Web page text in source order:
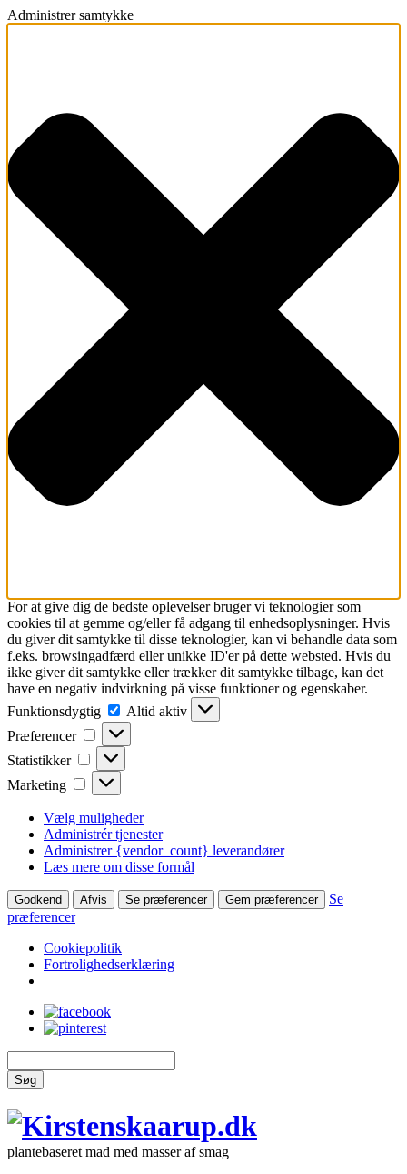
Administrer samtykke
For at give dig de bedste oplevelser bruger vi teknologier som
cookies til at gemme og/eller få adgang til enhedsoplysninger. Hvis
du giver dit samtykke til disse teknologier, kan vi behandle data som
f.eks. browsingadfærd eller unikke ID'er på dette websted. Hvis du
ikke giver dit samtykke eller trækker dit samtykke tilbage, kan det
have en negativ indvirkning på visse funktioner og egenskaber.
Funktionsdygtig
Funktionsdygtig
Altid aktiv
Præferencer
Præferencer
Statistikker Statistikker
Marketing Marketing
Vælg muligheder
Administrér tjenester
Administrer {vendor_count} leverandører
Læs mere om disse formål
Godkend Afvis Se præferencer Gem præferencer
Se
præferencer
Cookiepolitik
Fortrolighedserklæring
Søg
plantebaseret mad med masser af smag